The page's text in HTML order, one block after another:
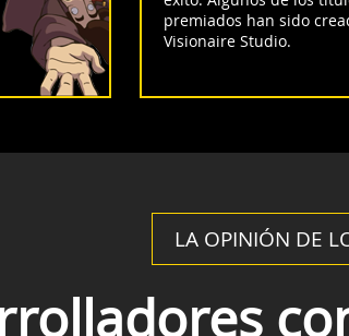
premiados han sido
Visionaire Studio.
LA OPINIÓN DE